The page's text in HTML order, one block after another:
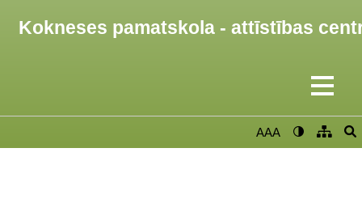
Kokneses pamatskola - attīstības
AAA